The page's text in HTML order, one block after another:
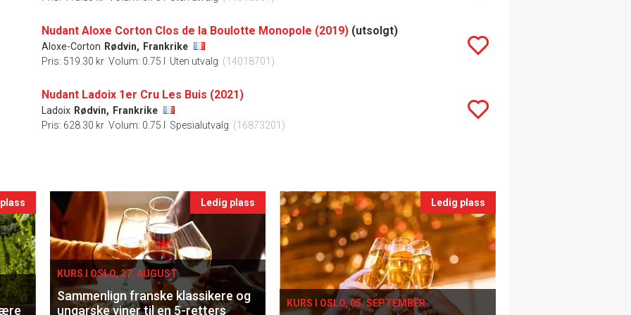
Nudant Aloxe Corton Clos de la Boulotte Monopole (2019) (utsolgt)
Aloxe-Corton Rødvin, Frankrike
Pris: 519.30 kr Volum: 0.75 l Uten utvalg (14018701)
Nudant Ladoix 1er Cru Les Buis (2021)
Ladoix Rødvin, Frankrike
Pris: 628.30 kr Volum: 0.75 l Spesialutvalg (16873201)
Ledig plass
KURS I OSLO, 27. AUGUST
Sammenlign franske klassikere og
ungarske viner til en 5-retters
Ledig plass
KURS I OSLO, 05. SEPTEMBER